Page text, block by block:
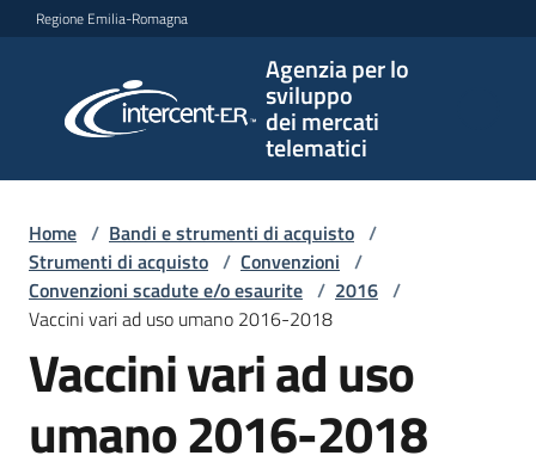
Vai al contenuto
Vai alla navigazione
Vai al footer
Regione Emilia-Romagna
Agenzia per lo
sviluppo
dei mercati
telematici
per lo
sviluppo
telematici
Bandi
Home / Bandi e strumenti di acquisto /
Strumenti di acquisto / Convenzioni /
Convenzioni scadute e/o esaurite / 2016 /
Vaccini vari ad uso umano 2016-2018
Vaccini vari ad uso
umano 2016-2018